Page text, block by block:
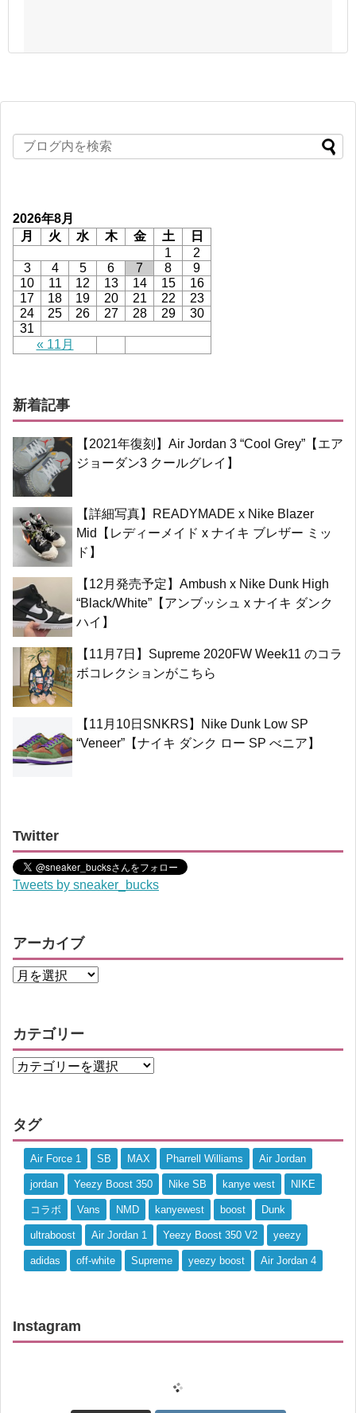
2026年8月
月
火 水 木 金 土 日
« 11月
1
2
3
4 5 6 7 8
9
10
11 12 13 14 15
16
17
18 19 20 21 22
23
24
25 26 27 28 29
30
31
新着記事
【2021年復刻】Air Jordan 3 “Cool Grey”【エア
ジョーダン3 クールグレイ】
【詳細写真】READYMADE x Nike Blazer
Mid【レディーメイド x ナイキ ブレザー ミッ
ド】
【12月発売予定】Ambush x Nike Dunk High
“Black/White”【アンブッシュ x ナイキ ダンク
ハイ】
【11月7日】Supreme 2020FW Week11 のコラ
ボコレクションがこちら
【11月10日SNKRS】Nike Dunk Low SP
“Veneer”【ナイキ ダンク ロー SP べニア】
Twitter
Tweets by sneaker_bucks
アーカイブ
カテゴリー
タグ
Air Force 1 SB MAX Pharrell Williams Air Jordan
jordan Yeezy Boost 350 Nike SB kanye west NIKE
コラボ Vans NMD kanyewest boost Dunk
ultraboost Air Jordan 1 Yeezy Boost 350 V2 yeezy
adidas off-white Supreme yeezy boost Air Jordan 4
Instagram